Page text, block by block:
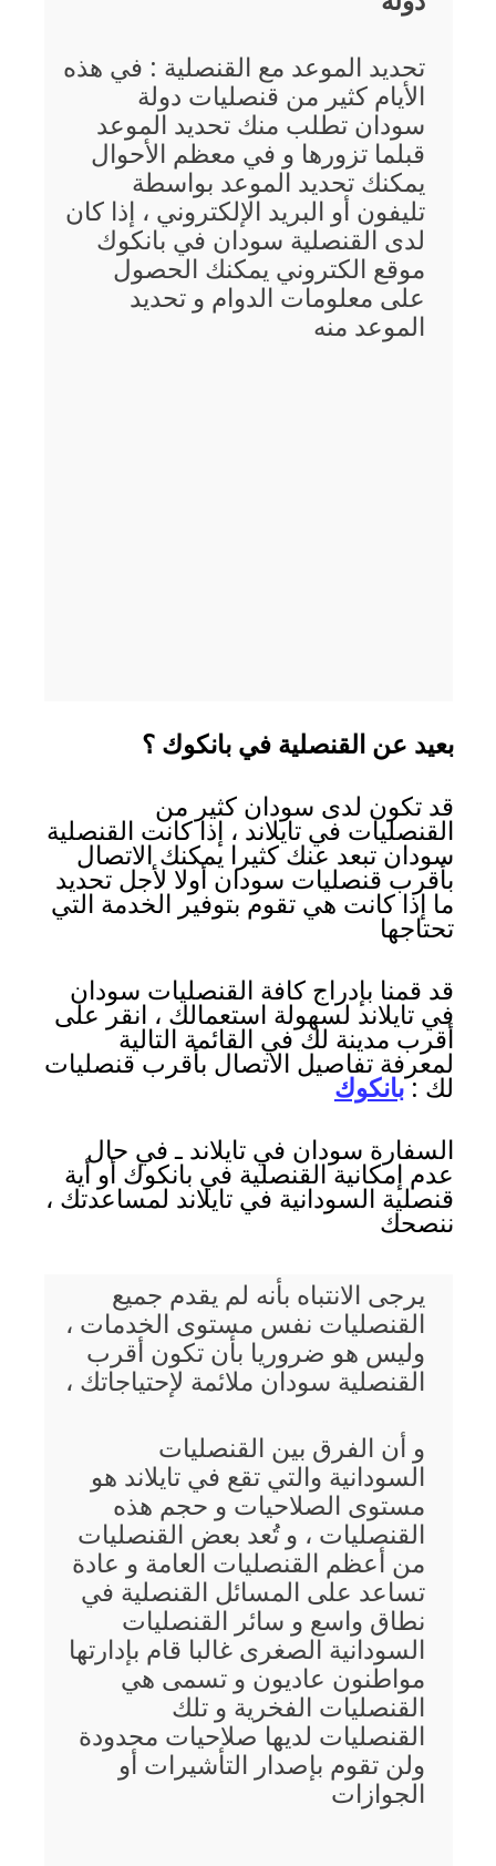
تحديد الموعد مع القنصلية : في هذه
الأيام كثير من قنصليات دولة
سودان تطلب منك تحديد الموعد
قبلما تزورها و في معظم الأحوال
يمكنك تحديد الموعد بواسطة
تليفون أو البريد الإلكتروني ، إذا كان
لدى القنصلية سودان في بانكوك
موقع الكتروني يمكنك الحصول
على معلومات الدوام و تحديد
الموعد منه
بعيد عن القنصلية في بانكوك ؟
قد تكون لدى سودان كثير من
القنصليات في تايلاند ، إذا كانت القنصلية
سودان تبعد عنك كثيرا يمكنك الاتصال
بأقرب قنصليات سودان أولا لأجل تحديد
ما إذا كانت هي تقوم بتوفير الخدمة التي
تحتاجها
قد قمنا بإدراج كافة القنصليات سودان
في تايلاند لسهولة استعمالك ، انقر على
أقرب مدينة لك في القائمة التالية
لمعرفة تفاصيل الاتصال بأقرب قنصليات
لك :بانكوك
السفارة سودان في تايلاند ـ في حال
عدم إمكانية القنصلية في بانكوك أو أية
قنصلية السودانية في تايلاند لمساعدتك ،
ننصحك
يرجى الانتباه بأنه لم يقدم جميع
القنصليات نفس مستوى الخدمات ،
وليس هو ضروريا بأن تكون أقرب
القنصلية سودان ملائمة لإحتياجاتك ،
و أن الفرق بين القنصليات
السودانية والتي تقع في تايلاند هو
مستوى الصلاحيات و حجم هذه
القنصليات ، و تُعد بعض القنصليات
من أعظم القنصليات العامة و عادة
تساعد على المسائل القنصلية في
نطاق واسع و سائر القنصليات
السودانية الصغرى غالبا قام بإدارتها
مواطنون عاديون و تسمى هي
القنصليات الفخرية و تلك
القنصليات لديها صلاحيات محدودة
ولن تقوم بإصدار التأشيرات أو
الجوازات